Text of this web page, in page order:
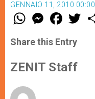
GENNAIO 11, 2010 00:00
W
t
s
p
p
M
e
s
e
g
e
F
a
e
b
o
k
w
Share this Entry
ZENIT Staff